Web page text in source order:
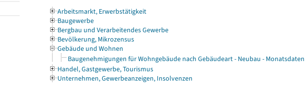
Arbeitsmarkt, Erwerbstätigkeit
Baugewerbe
Bergbau und Verarbeitendes Gewerbe
Bevölkerung, Mikrozensus
Gebäude und Wohnen
Baugenehmigungen für Wohngebäude nach Gebäudeart - Neubau - Monatsdaten
Handel, Gastgewerbe, Tourismus
Unternehmen, Gewerbeanzeigen, Insolvenzen